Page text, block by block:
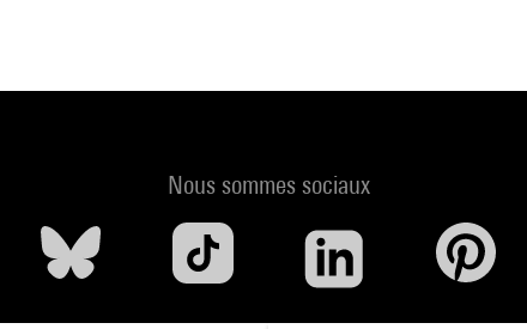
Nous sommes sociaux